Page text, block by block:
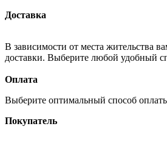
Доставка
В зависимости от места жительства
доставки. Выберите любой удобный
Оплата
Выберите оптимальный способ
Покупатель